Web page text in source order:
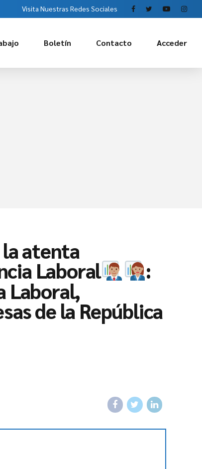
Visita Nuestras Redes Sociales
Boletín Contacto Acceder
la atenta
Laboral :
Laboral,
de la República